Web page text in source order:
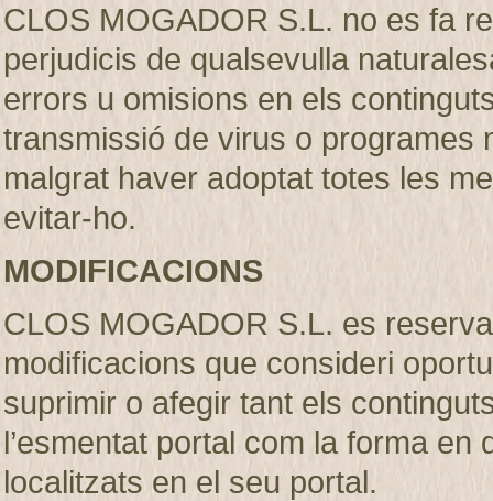
CLOS MOGADOR S.L. no es fa
perjudicis de qualsevulla
errors u omisions en els
transmissió de virus o programes
malgrat haver adoptat totes les
evitar-ho.
MODIFICACIONS
CLOS MOGADOR S.L. es
modificacions que consideri
suprimir o afegir tant els
l’esmentat portal com la forma
localitzats en el seu portal.